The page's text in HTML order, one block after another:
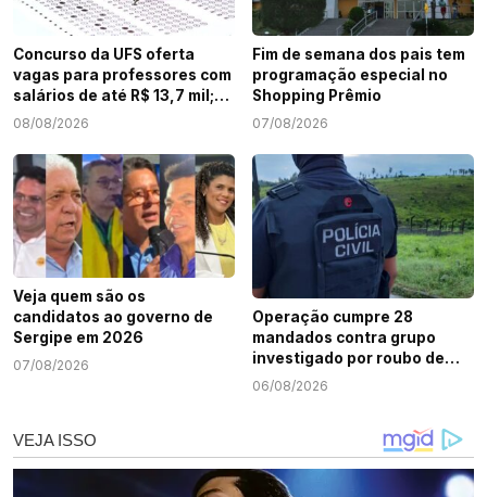
Concurso da UFS oferta
vagas para professores com
salários de até R$ 13,7 mil;
veja como participar
08/08/2026
Fim de semana dos pais tem
programação especial no
Shopping Prêmio
07/08/2026
Veja quem são os
candidatos ao governo de
Sergipe em 2026
07/08/2026
Operação cumpre 28
mandados contra grupo
investigado por roubo de
cargas e tráfico de drogas
06/08/2026